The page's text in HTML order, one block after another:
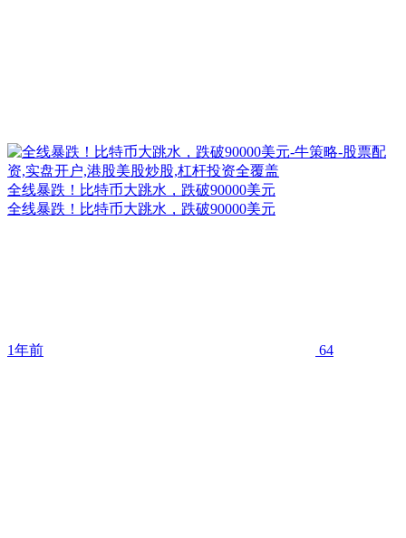
全线暴跌！比特币大跳水，跌破90000美元
全线暴跌！比特币大跳水，跌破90000美元
1年前 64